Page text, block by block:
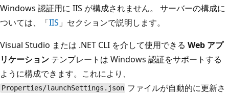
Windows 認証用に IIS が構成されません。 サーバーの構成に
ついては、「IIS 」セクションで説明します。
Visual Studio または .NET CLI を介して使用できる Web アプ
リケーション テンプレートは Windows 認証をサポートする
ように構成できます。これにより、
Properties/launchSettings.json ファイルが自動的に更新さ